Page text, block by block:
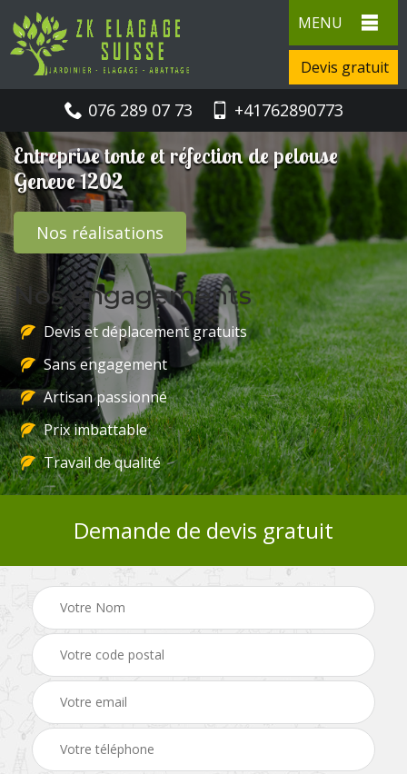
MENU
Devis gratuit
076 289 07 73 +41762890773
Entreprise tonte et réfection de pelouse
Geneve 1202
Nos réalisations
Nos engagements
Devis et déplacement gratuits
Sans engagement
Artisan passionné
Prix imbattable
Travail de qualité
Demande de devis gratuit